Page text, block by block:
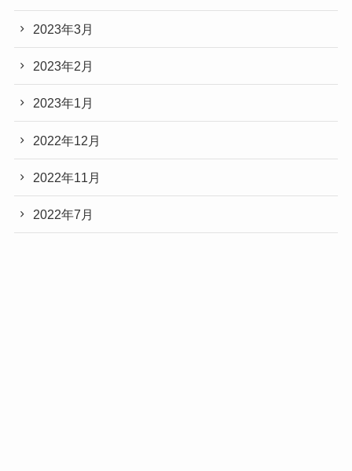
2023年3月
2023年2月
2023年1月
2022年12月
2022年11月
2022年7月